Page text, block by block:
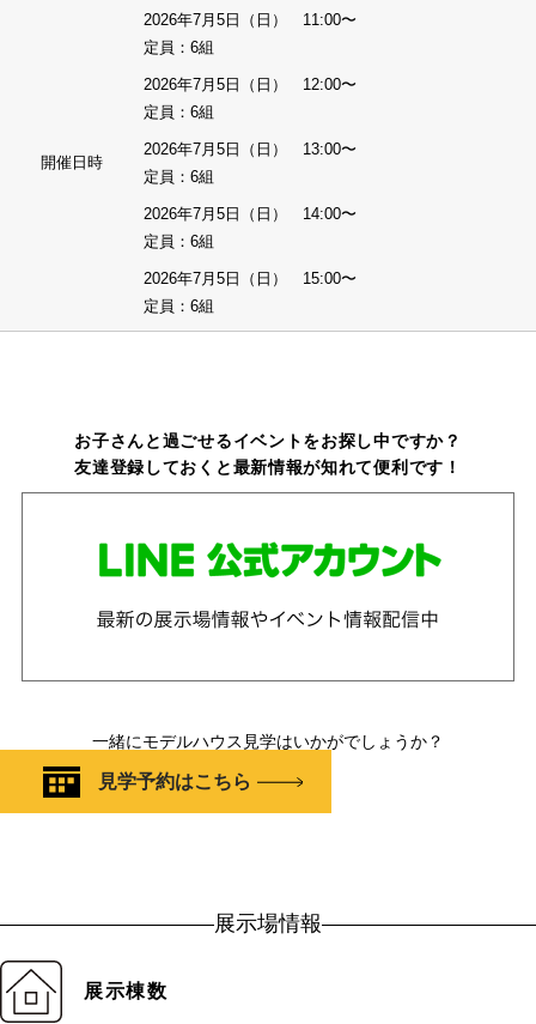
開催日時
2026年7月5日（日） 11:00〜
定員：6組
2026年7月5日（日） 12:00〜
定員：6組
2026年7月5日（日） 13:00〜
定員：6組
2026年7月5日（日） 14:00〜
定員：6組
2026年7月5日（日） 15:00〜
定員：6組
お子さんと過ごせるイベントをお探し中ですか？
友達登録しておくと最新情報が知れて便利です！
一緒にモデルハウス見学はいかがでしょうか？
見学予約はこちら
展示場情報
展示棟数